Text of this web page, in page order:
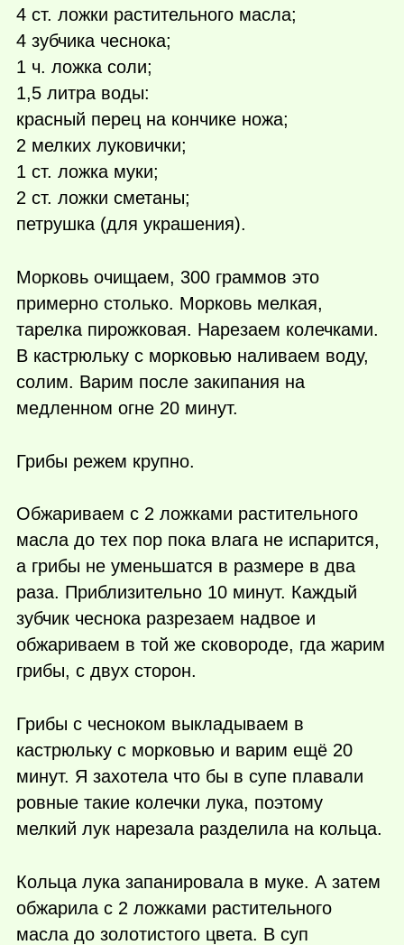
4 ст. ложки растительного масла;
4 зубчика чеснока;
1 ч. ложка соли;
1,5 литра воды:
красный перец на кончике ножа;
2 мелких луковички;
1 ст. ложка муки;
2 ст. ложки сметаны;
петрушка (для украшения).
Морковь очищаем, 300 граммов это
примерно столько. Морковь мелкая,
тарелка пирожковая. Нарезаем колечками.
В кастрюльку с морковью наливаем воду,
солим. Варим после закипания на
медленном огне 20 минут.
Грибы режем крупно.
Обжариваем с 2 ложками растительного
масла до тех пор пока влага не испарится,
а грибы не уменьшатся в размере в два
раза. Приблизительно 10 минут. Каждый
зубчик чеснока разрезаем надвое и
обжариваем в той же сковороде, гда жарим
грибы, с двух сторон.
Грибы с чесноком выкладываем в
кастрюльку с морковью и варим ещё 20
минут. Я захотела что бы в супе плавали
ровные такие колечки лука, поэтому
мелкий лук нарезала разделила на кольца.
Кольца лука запанировала в муке. А затем
обжарила с 2 ложками растительного
масла до золотистого цвета. В суп